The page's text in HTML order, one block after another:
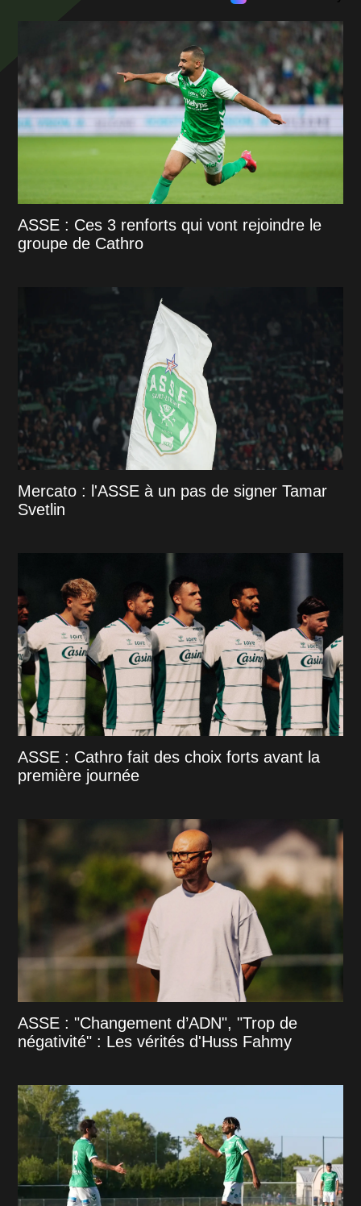
ASSE : Ces 3 renforts qui vont rejoindre le
groupe de Cathro
Mercato : l'ASSE à un pas de signer Tamar
Svetlin
ASSE : Cathro fait des choix forts avant la
première journée
ASSE : "Changement d’ADN", "Trop de
négativité" : Les vérités d'Huss Fahmy